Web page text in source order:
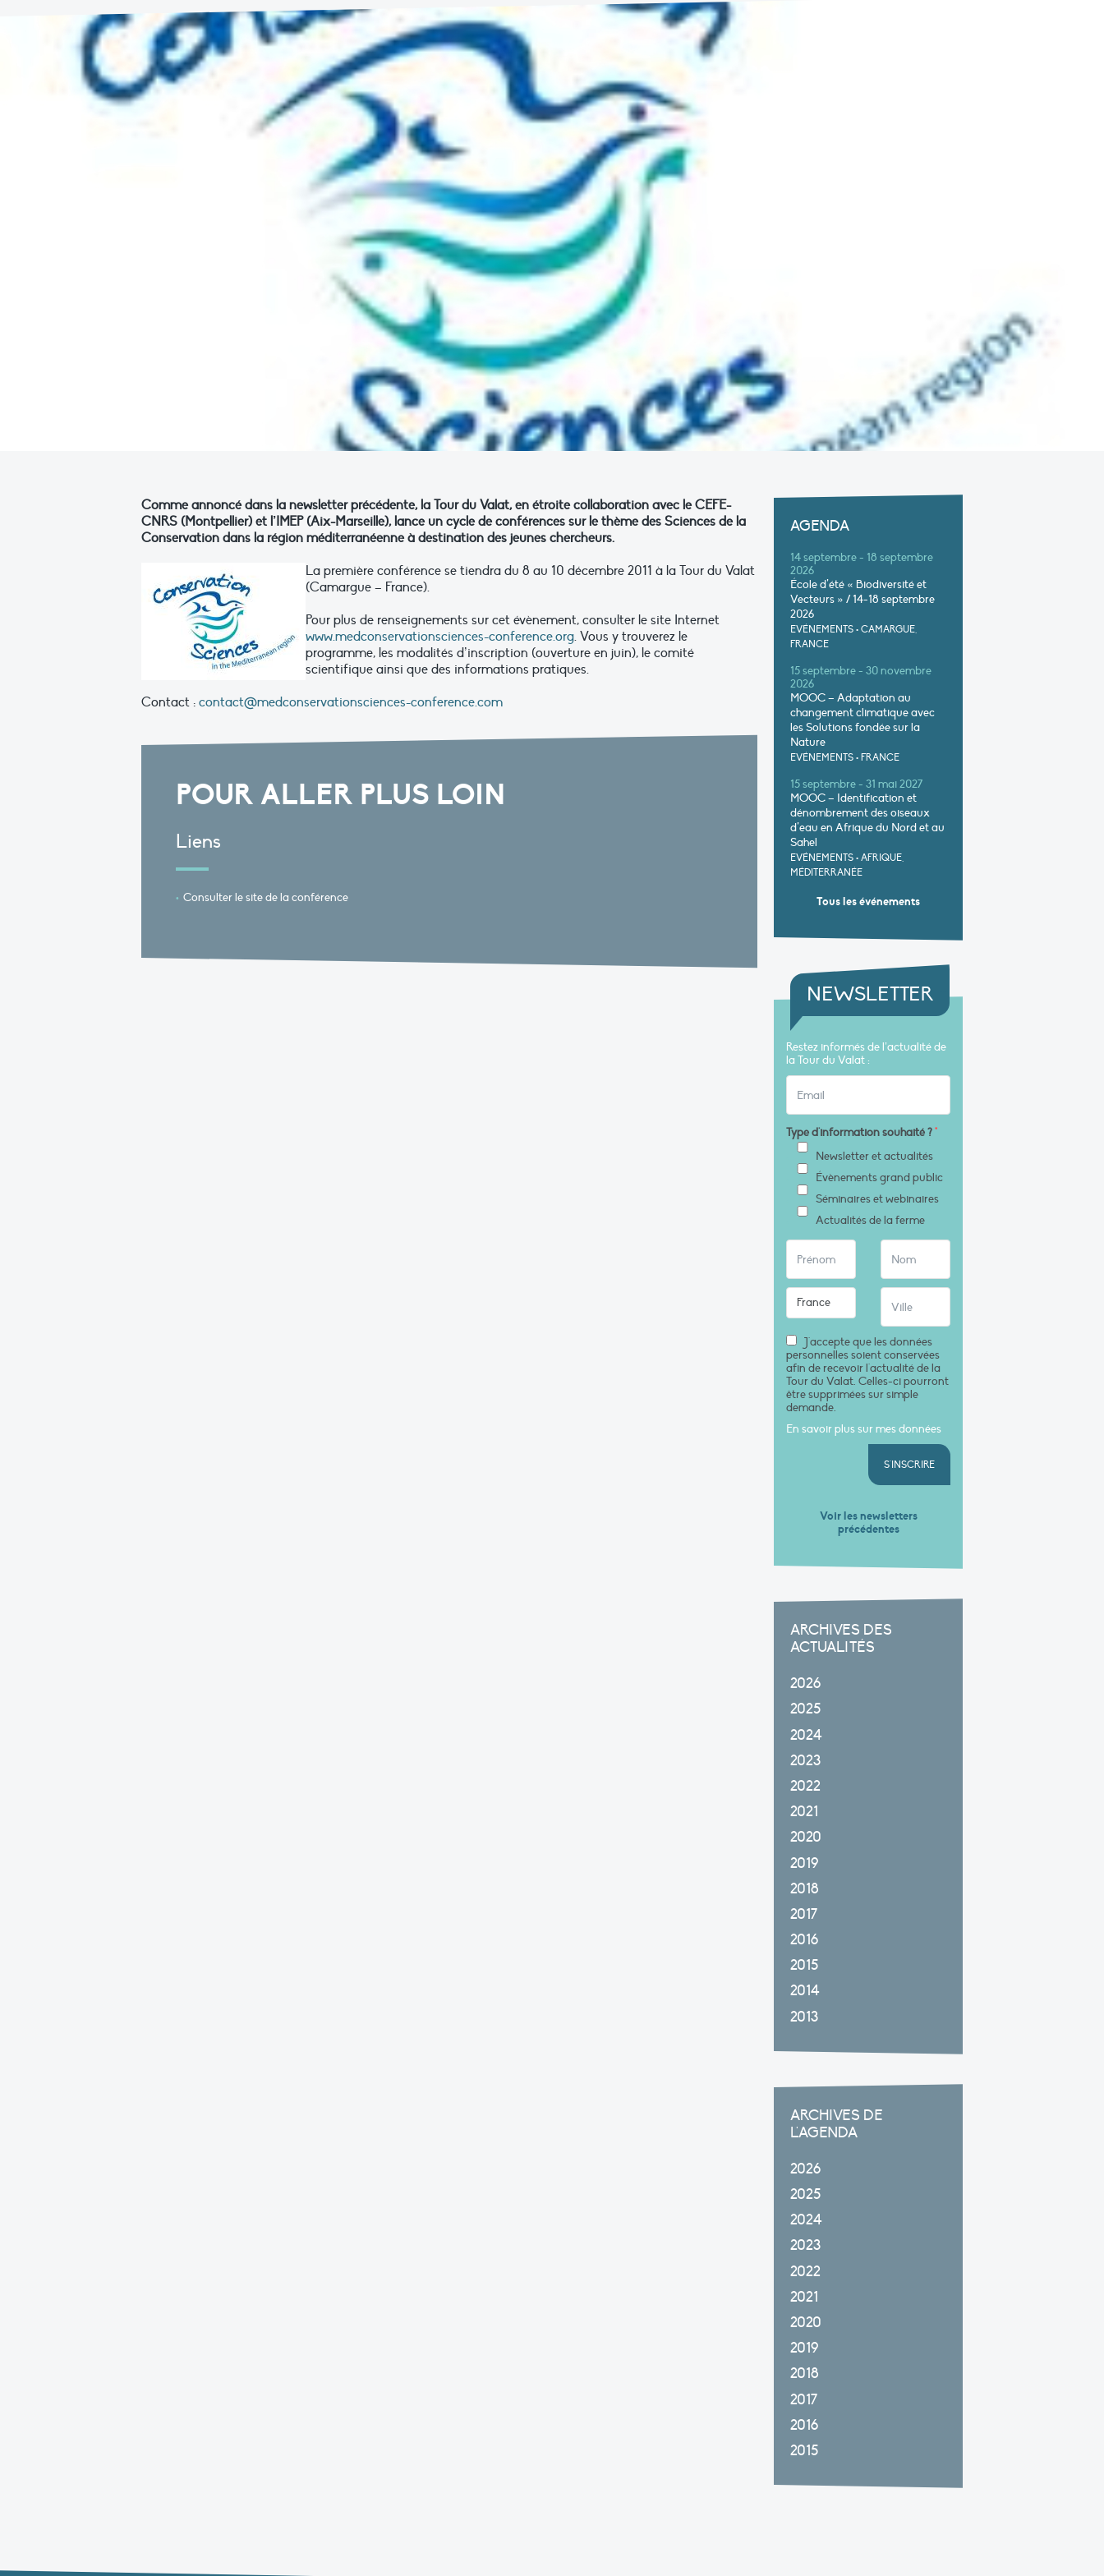
Comme annoncé dans la newsletter précédente, la Tour du Valat, en étroite collaboration avec le CEFE-
CNRS (Montpellier) et l’IMEP (Aix-Marseille), lance un cycle de conférences sur le thème des Sciences de la
Conservation dans la région méditerranéenne à destination des jeunes chercheurs.
La première conférence se tiendra du 8 au 10 décembre 2011 à la Tour du Valat
(Camargue – France).
Pour plus de renseignements sur cet évènement, consulter le site Internet
www.medconservationsciences-conference.org. Vous y trouverez le
programme, les modalités d’inscription (ouverture en juin), le comité
scientifique ainsi que des informations pratiques.
Contact : contact@medconservationsciences-conference.com
POUR ALLER PLUS LOIN
Liens
Consulter le site de la conférence
AGENDA
14 septembre - 18 septembre
2026
École d’été « Biodiversité et
Vecteurs » / 14-18 septembre
2026
EVÉNEMENTS • CAMARGUE,
FRANCE
15 septembre - 30 novembre
2026
MOOC – Adaptation au
changement climatique avec
les Solutions fondée sur la
Nature
EVÉNEMENTS • FRANCE
15 septembre - 31 mai 2027
MOOC – Identification et
dénombrement des oiseaux
d’eau en Afrique du Nord et au
Sahel
EVÉNEMENTS • AFRIQUE,
MÉDITERRANÉE
Tous les événements
NEWSLETTER
Restez informés de l’actualité de
la Tour du Valat :
Type d'information souhaité ?*
Newsletter et actualités
Évènements grand public
Séminaires et webinaires
Actualités de la ferme
J'accepte que les données
personnelles soient conservées
afin de recevoir l'actualité de la
Tour du Valat. Celles-ci pourront
être supprimées sur simple
demande.
En savoir plus sur mes données
S'INSCRIRE
Voir les newsletters
précédentes
ARCHIVES DES
ACTUALITÉS
2026
2025
2024
2023
2022
2021
2020
2019
2018
2017
2016
2015
2014
2013
ARCHIVES DE
L'AGENDA
2026
2025
2024
2023
2022
2021
2020
2019
2018
2017
2016
2015